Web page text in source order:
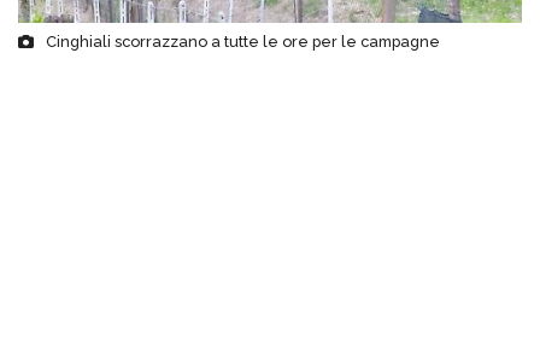
Cinghiali scorrazzano a tutte le ore per le campagne